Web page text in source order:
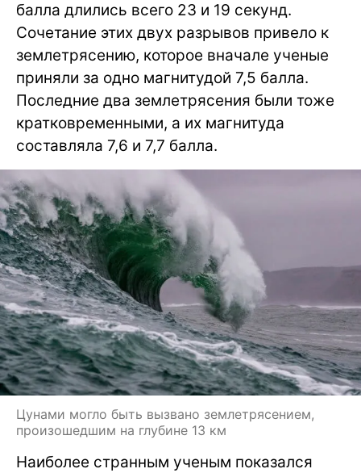
балла длились всего 23 и 19 секунд.
Сочетание этих двух разрывов привело к
землетрясению, которое вначале ученые
приняли за одно магнитудой 7,5 балла.
Последние два землетрясения были тоже
кратковременными, а их магнитуда
составляла 7,6 и 7,7 балла.
Цунами могло быть вызвано землетрясением,
произошедшим на глубине 13 км
Наиболее странным ученым показался